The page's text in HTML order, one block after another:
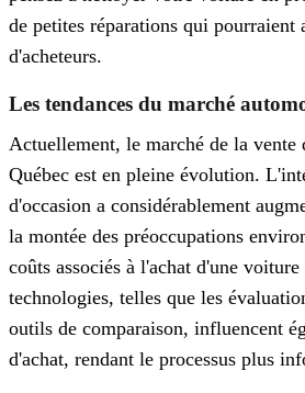
de petites réparations qui pourraient
d'acheteurs.
Les tendances du marché
Actuellement, le marché de la vente
Québec est en pleine évolution.
d'occasion a considérablement
la montée des préoccupations
coûts associés à l'achat d'une
technologies, telles que les
outils de comparaison, influencent
d'achat, rendant le processus plus